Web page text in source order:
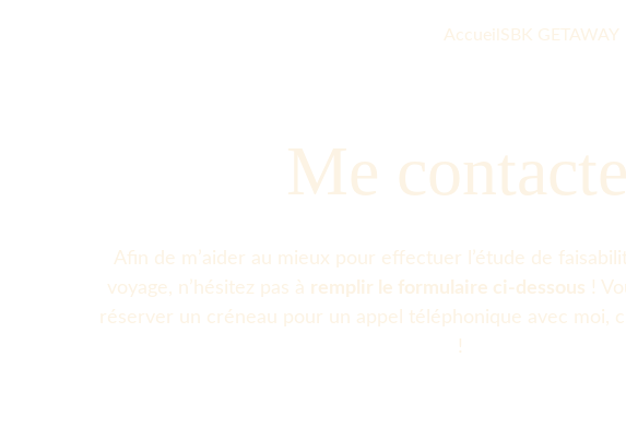
Accueil SBK GETAWAY
Me
Afin de m’aider au mieux pour effectuer l’étude de
voyage, n’hésitez pas à remplir le formulaire ci-dessous !
réserver un créneau pour un appel téléphonique avec moi,
!